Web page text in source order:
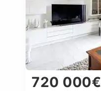
720 000€